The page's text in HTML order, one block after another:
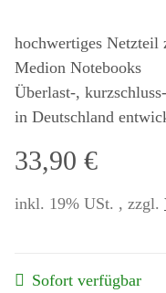
hochwertiges Netzteil
Medion Notebooks
Überlast-,
in Deutschland
33,90 €
inkl. 19% USt. , zzgl.
Sofort verfügbar